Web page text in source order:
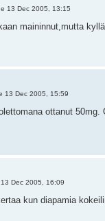
13 Dec 2005, 13:15
maininnut,mutta
13 Dec 2005, 15:59
ottanut
Dec 2005, 16:09
kun diapamia